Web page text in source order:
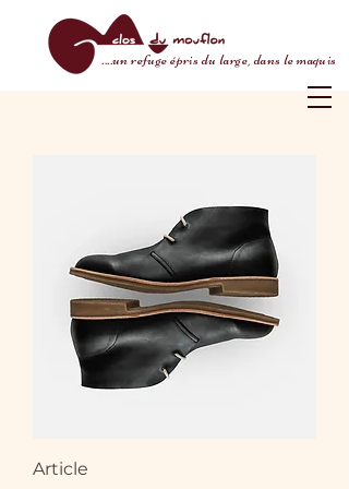
....un refuge épris du large, dans le maquis
Article